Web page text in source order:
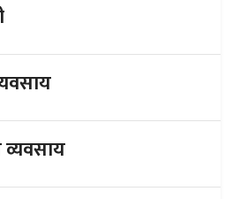
व्यवसाय